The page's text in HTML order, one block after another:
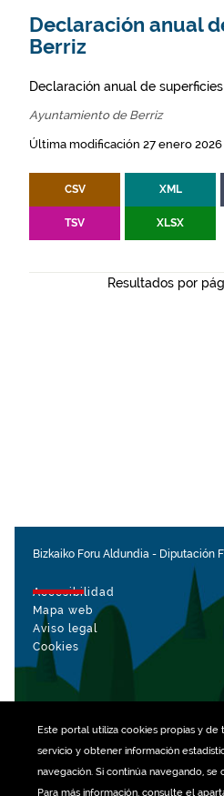
Este portal utiliza cookiespropias y de
servicio y obtener información
navegación. Si continúa navegando,
Para más información, consulte el
Declaración anual
Berriz
Declaración anual de
Ayuntamiento de Berriz
Última modificación 27 enero 2026
CSV XML
TSV XLSX
Resultados por
Bizkaiko Foru Aldundia - Diputación
Accesibilidad
Mapa web
Aviso legal
Cookies